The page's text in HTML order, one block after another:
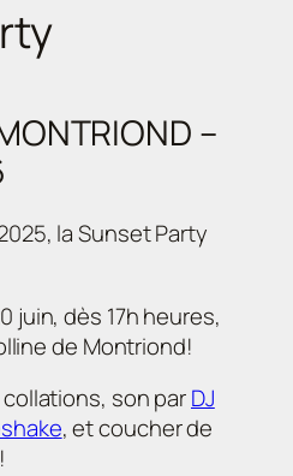
–
la Sunset Party
juin, dès 17h heures,
de Montriond!
son parDJ
, et coucher de
!